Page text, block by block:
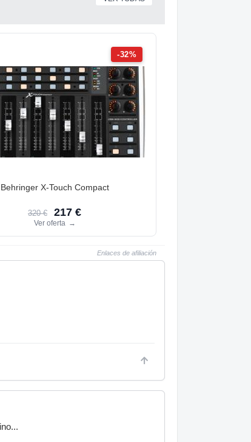
-32%
Behringer X-Touch Compact
320 € 217 €
Ver oferta →
Enlaces de afiliación